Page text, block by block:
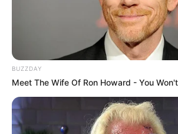
Ia mendapatkan kredit untuk lagu grup
BUZZDAY
Meet The Wife Of Ron Howard - You